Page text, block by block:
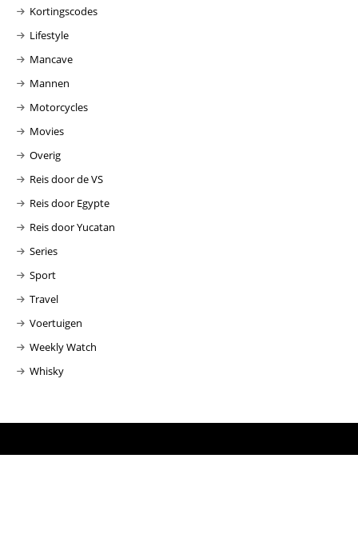
Kortingscodes
Lifestyle
Mancave
Mannen
Motorcycles
Movies
Overig
Reis door de VS
Reis door Egypte
Reis door Yucatan
Series
Sport
Travel
Voertuigen
Weekly Watch
Whisky